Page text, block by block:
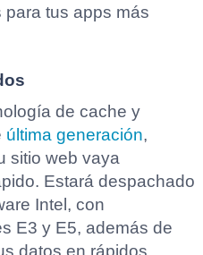
para tus apps más
de cache y
última generación,
sitio web vaya
Estará despachado
Intel, con
E3 y E5, además de
datos en rápidos